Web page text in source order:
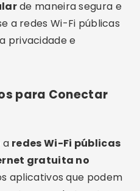
gratuita no
aplicativos que podem
se a hotspots
dos melhores
ANDROID